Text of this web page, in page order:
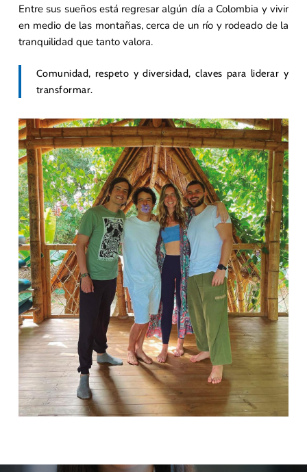
Entre sus sueños está regresar algún día a Colombia y vivir
en medio de las montañas, cerca de un río y rodeado de la
tranquilidad que tanto valora.
Comunidad, respeto y diversidad, claves para liderar y
transformar.